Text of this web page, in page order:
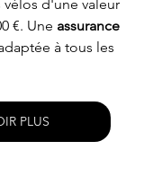
d'une valeur
€. Une assurance
à tous les
PLUS